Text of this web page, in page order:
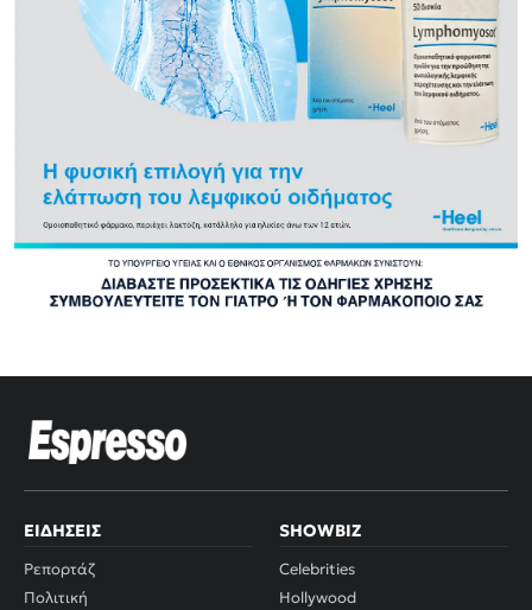
ΕΙΔΉΣΕΙΣ
Ρεπορτάζ
Πολιτική
SHOWBIZ
Celebrities
Hollywood